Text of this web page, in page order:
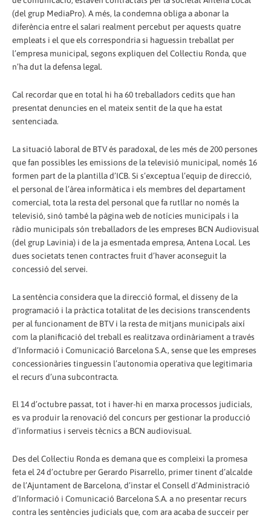
(del grup MediaPro). A més, la condemna obliga a abonar la
diferència entre el salari realment percebut per aquests quatre
empleats i el que els correspondria si haguessin treballat per
l’empresa municipal, segons expliquen del Col·lectiu Ronda, que
n’ha dut la defensa legal.
Cal recordar que en total hi ha 60 treballadors cedits que han
presentat denuncies en el mateix sentit de la que ha estat
sentenciada.
La situació laboral de BTV és paradoxal, de les més de 200 persones
que fan possibles les emissions de la televisió municipal, només 16
formen part de la plantilla d’ICB. Si s’exceptua l’equip de direcció,
el personal de l’àrea informàtica i els membres del departament
comercial, tota la resta del personal que fa rutllar no només la
televisió, sinó també la pàgina web de notícies municipals i la
ràdio municipals són treballadors de les empreses BCN Audiovisual
(del grup Lavinia) i de la ja esmentada empresa, Antena Local. Les
dues societats tenen contractes fruit d’haver aconseguit la
concessió del servei.
La sentència considera que la direcció formal, el disseny de la
programació i la pràctica totalitat de les decisions transcendents
per al funcionament de BTV i la resta de mitjans municipals així
com la planificació del treball es realitzava ordinàriament a través
d’Informació i Comunicació Barcelona S.A., sense que les empreses
concessionàries tinguessin l’autonomia operativa que legitimaria
el recurs d’una subcontracta.
El 14 d’octubre passat, tot i haver-hi en marxa processos judicials,
es va produir la renovació del concurs per gestionar la producció
d’informatius i serveis tècnics a BCN audiovisual.
Des del Col·lectiu Ronda es demana que es compleixi la promesa
feta el 24 d’octubre per Gerardo Pisarrello, primer tinent d’alcalde
de l’Ajuntament de Barcelona, d’instar el Consell d’Administració
d’Informació i Comunicació Barcelona S.A. a no presentar recurs
contra les sentències judicials que, com ara acaba de succeir per